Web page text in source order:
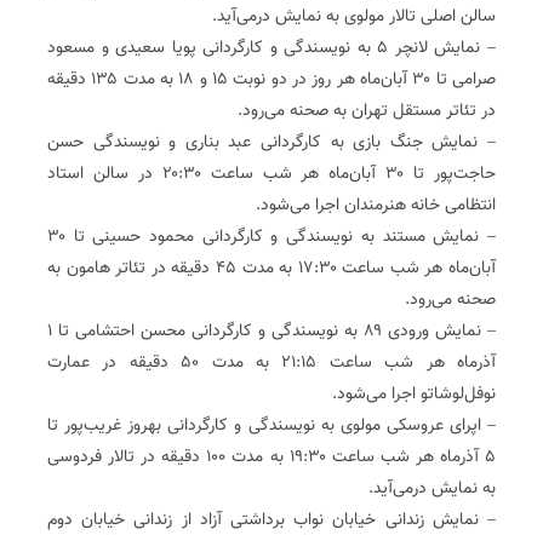
سالن اصلی تالار مولوی به نمایش درمی‌آید.
– نمایش لانچر ۵ به نویسندگی و کارگردانی پویا سعیدی و مسعود
صرامی تا ۳۰ آبان‌ماه هر روز در دو نوبت ۱۵ و ۱۸ به مدت ۱۳۵ دقیقه
در تئاتر مستقل تهران به صحنه می‌رود.
– نمایش جنگ بازی به کارگردانی عبد بناری و نویسندگی حسن
حاجت‌پور تا ۳۰ آبان‌ماه هر شب ساعت ۲۰:۳۰ در سالن استاد
انتظامی خانه هنرمندان اجرا می‌شود.
– نمایش مستند به نویسندگی و کارگردانی محمود حسینی تا ۳۰
آبان‌ماه هر شب ساعت ۱۷:۳۰ به مدت ۴۵ دقیقه در تئاتر ‌هامون به
صحنه می‌رود.
– نمایش ورودی ۸۹ به نویسندگی و کارگردانی محسن احتشامی تا ۱
آذرماه هر شب ساعت ۲۱:۱۵ به مدت ۵۰ دقیقه در عمارت
نوفل‌لوشاتو اجرا می‌شود.
– اپرای عروسکی مولوی به نویسندگی و کارگردانی بهروز غریب‌پور تا
۵ آذرماه هر شب ساعت ۱۹:۳۰ به مدت ۱۰۰ دقیقه در تالار فردوسی
به نمایش درمی‌آید.
– نمایش زندانی خیابان نواب برداشتی آزاد از زندانی خیابان دوم